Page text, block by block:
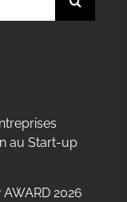
au Start-up
2026